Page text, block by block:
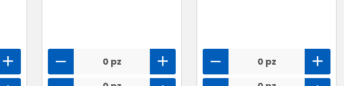
0 pz
0 pz